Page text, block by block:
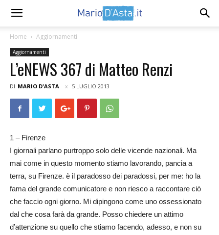
Home Aggiornamenti
Aggiornamenti
L’eNEWS 367 di Matteo Renzi
DI MARIO D'ASTA 5 LUGLIO 2013
1 – Firenze
I giornali parlano purtroppo solo delle vicende nazionali. Ma
mai come in questo momento stiamo lavorando, pancia a
terra, su Firenze. è il paradosso dei paradossi, per me: ho la
fama del grande comunicatore e non riesco a raccontare ciò
che faccio ogni giorno. Mi dipingono come uno ossessionato
dal che cosa farà da grande. Posso chiedere un attimo
d’attenzione su quello che stiamo facendo, adesso, e non su